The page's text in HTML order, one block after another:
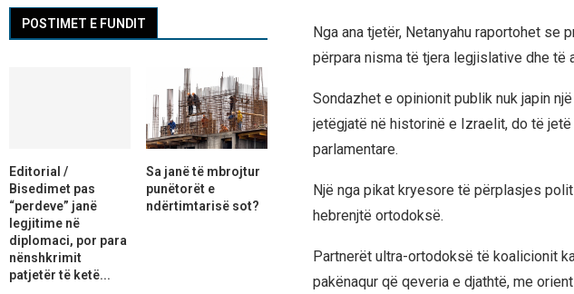
Nga ana tjetër, Netanyahu raportohet se
përpara nisma të tjera legjislative dhe të
Sondazhet e opinionit publik nuk japin
jetëgjatë në historinë e Izraelit, do të
parlamentare.
Një nga pikat kryesore të përplasjes
hebrenjtë ortodoksë.
Partnerët ultra-ortodoksë të koalicionit
pakënaqur që qeveria e djathtë, me
POSTIMET E FUNDIT
Editorial /
Bisedimet pas
“perdeve” janë
legjitime në
diplomaci, por para
nënshkrimit
patjetër të ketë...
Sa janë të mbrojtur
punëtorët e
ndërtimtarisë sot?